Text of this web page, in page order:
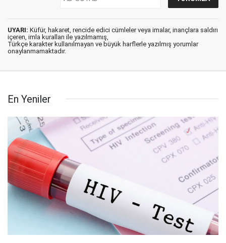
UYARI: Küfür, hakaret, rencide edici cümleler veya imalar, inançlara saldırı
içeren, imla kuralları ile yazılmamış,
Türkçe karakter kullanılmayan ve büyük harflerle yazılmış yorumlar
onaylanmamaktadır.
En Yeniler